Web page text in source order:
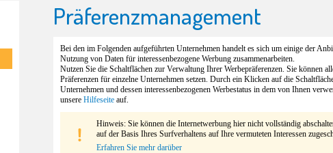
Präferenzmanagement
Bei den im Folgenden aufgeführten Unternehmen handelt es sich um einige der
Nutzung von Daten für interessenbezogene Werbung zusammenarbeiten.
Nutzen Sie die Schaltflächen zur Verwaltung Ihrer Werbepräferenzen. Sie können
Präferenzen für einzelne Unternehmen setzen. Durch ein Klicken auf die
Unternehmen und dessen interessenbezogenen Werbestatus in dem von Ihnen
unsere Hilfeseite auf.
Hinweis: Sie können die Internetwerbung hier nicht vollständig
auf der Basis Ihres Surfverhaltens auf Ihre vermuteten Interessen
Erfahren Sie mehr darüber